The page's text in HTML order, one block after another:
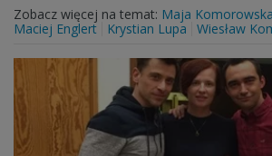
Zobacz więcej na temat: Maja Komorowska
Maciej Englert
Krystian Lupa Wiesław